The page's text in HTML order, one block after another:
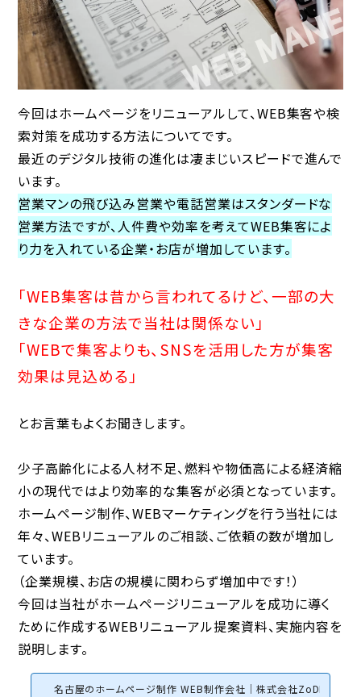
今回はホームページをリニューアルして、WEB集客や検
索対策を成功する方法についてです。
最近のデジタル技術の進化は凄まじいスピードで進んで
います。
営業マンの飛び込み営業や電話営業はスタンダードな
営業方法ですが、人件費や効率を考えてWEB集客によ
り力を入れている企業・お店が増加しています。
「WEB集客は昔から言われてるけど、一部の大
きな企業の方法で当社は関係ない」
「WEBで集客よりも、SNSを活用した方が集客
効果は見込める」
とお言葉もよくお聞きします。
少子高齢化による人材不足、燃料や物価高による経済縮
小の現代ではより効率的な集客が必須となっています。
ホームページ制作、WEBマーケティングを行う当社には
年々、WEBリニューアルのご相談、ご依頼の数が増加し
ています。
（企業規模、お店の規模に関わらず増加中です！）
今回は当社がホームページリニューアルを成功に導く
ために作成するWEBリニューアル提案資料、実施内容を
説明します。
名古屋のホームページ制作 WEB制作会社｜株式会社ZoDDo